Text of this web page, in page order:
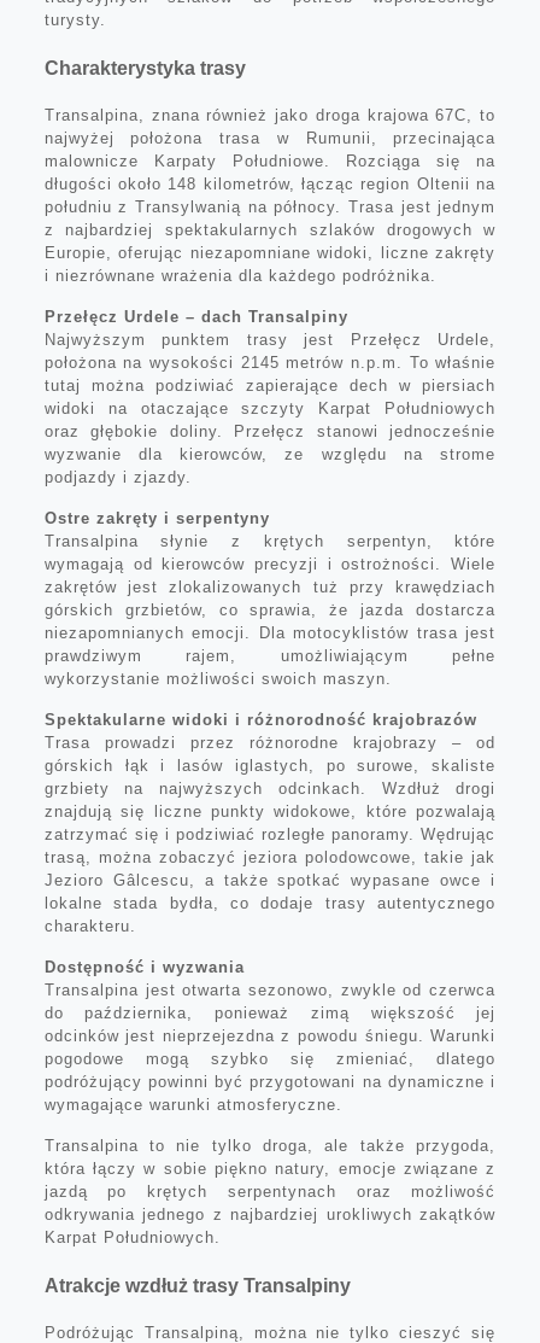
turysty.
Charakterystyka trasy
Transalpina, znana również jako droga krajowa 67C, to
najwyżej położona trasa w Rumunii, przecinająca
malownicze Karpaty Południowe. Rozciąga się na
długości około 148 kilometrów, łącząc region Oltenii na
południu z Transylwanią na północy. Trasa jest jednym
z najbardziej spektakularnych szlaków drogowych w
Europie, oferując niezapomniane widoki, liczne zakręty
i niezrównane wrażenia dla każdego podróżnika.
Przełęcz Urdele – dach Transalpiny
Najwyższym punktem trasy jest Przełęcz Urdele,
położona na wysokości 2145 metrów n.p.m. To właśnie
tutaj można podziwiać zapierające dech w piersiach
widoki na otaczające szczyty Karpat Południowych
oraz głębokie doliny. Przełęcz stanowi jednocześnie
wyzwanie dla kierowców, ze względu na strome
podjazdy i zjazdy.
Ostre zakręty i serpentyny
Transalpina słynie z krętych serpentyn, które
wymagają od kierowców precyzji i ostrożności. Wiele
zakrętów jest zlokalizowanych tuż przy krawędziach
górskich grzbietów, co sprawia, że jazda dostarcza
niezapomnianych emocji. Dla motocyklistów trasa jest
prawdziwym rajem, umożliwiającym pełne
wykorzystanie możliwości swoich maszyn.
Spektakularne widoki i różnorodność krajobrazów
Trasa prowadzi przez różnorodne krajobrazy – od
górskich łąk i lasów iglastych, po surowe, skaliste
grzbiety na najwyższych odcinkach. Wzdłuż drogi
znajdują się liczne punkty widokowe, które pozwalają
zatrzymać się i podziwiać rozległe panoramy. Wędrując
trasą, można zobaczyć jeziora polodowcowe, takie jak
Jezioro Gâlcescu, a także spotkać wypasane owce i
lokalne stada bydła, co dodaje trasy autentycznego
charakteru.
Dostępność i wyzwania
Transalpina jest otwarta sezonowo, zwykle od czerwca
do października, ponieważ zimą większość jej
odcinków jest nieprzejezdna z powodu śniegu. Warunki
pogodowe mogą szybko się zmieniać, dlatego
podróżujący powinni być przygotowani na dynamiczne i
wymagające warunki atmosferyczne.
Transalpina to nie tylko droga, ale także przygoda,
która łączy w sobie piękno natury, emocje związane z
jazdą po krętych serpentynach oraz możliwość
odkrywania jednego z najbardziej urokliwych zakątków
Karpat Południowych.
Atrakcje wzdłuż trasy Transalpiny
Podróżując Transalpiną, można nie tylko cieszyć się